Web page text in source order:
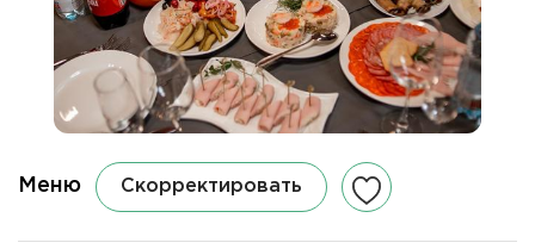
Меню Скорректировать